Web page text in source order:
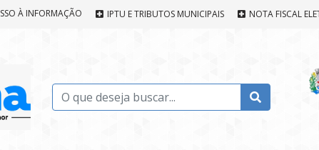
À INFORMAÇÃO IPTU E TRIBUTOS MUNICIPAIS NOTA FISCAL